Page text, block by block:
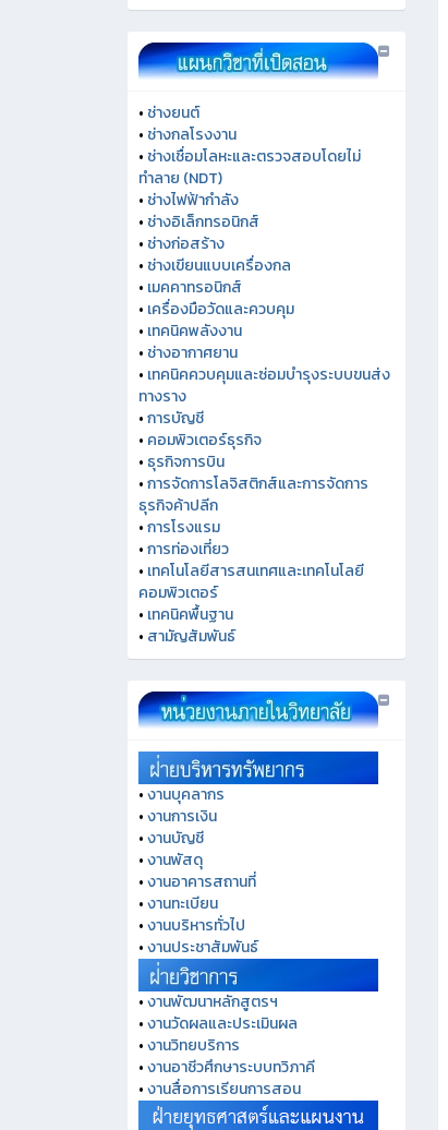
• ช่างยนต์
• ช่างกลโรงงาน
• ช่างเชื่อมโลหะและตรวจสอบโดยไม่
ทำลาย (NDT)
• ช่างไฟฟ้ากำลัง
• ช่างอิเล็กทรอนิกส์
• ช่างก่อสร้าง
• ช่างเขียนแบบเครื่องกล
• เมคคาทรอนิกส์
• เครื่องมือวัดและควบคุม
• เทคนิคพลังงาน
• ช่างอากาศยาน
• เทคนิคควบคุมและซ่อมบำรุงระบบขนส่ง
ทางราง
•การบัญชี
• คอมพิวเตอร์ธุรกิจ
• ธุรกิจการบิน
•การจัดการโลจิสติกส์และการจัดการ
ธุรกิจค้าปลีก
•การโรงแรม
•การท่องเที่ยว
• เทคโนโลยีสารสนเทศและเทคโนโลยี
คอมพิวเตอร์
• เทคนิคพื้นฐาน
• สามัญสัมพันธ์
•งานบุคลากร
•งานการเงิน
•งานบัญชี
•งานพัสดุ
•งานอาคารสถานที่
•งานทะเบียน
•งานบริหารทั่วไป
•งานประชาสัมพันธ์
•งานพัฒนาหลักสูตรฯ
•งานวัดผลและประเมินผล
•งานวิทยบริการ
•งานอาชีวศึกษาระบบทวิภาคี
•งานสื่อการเรียนการสอน